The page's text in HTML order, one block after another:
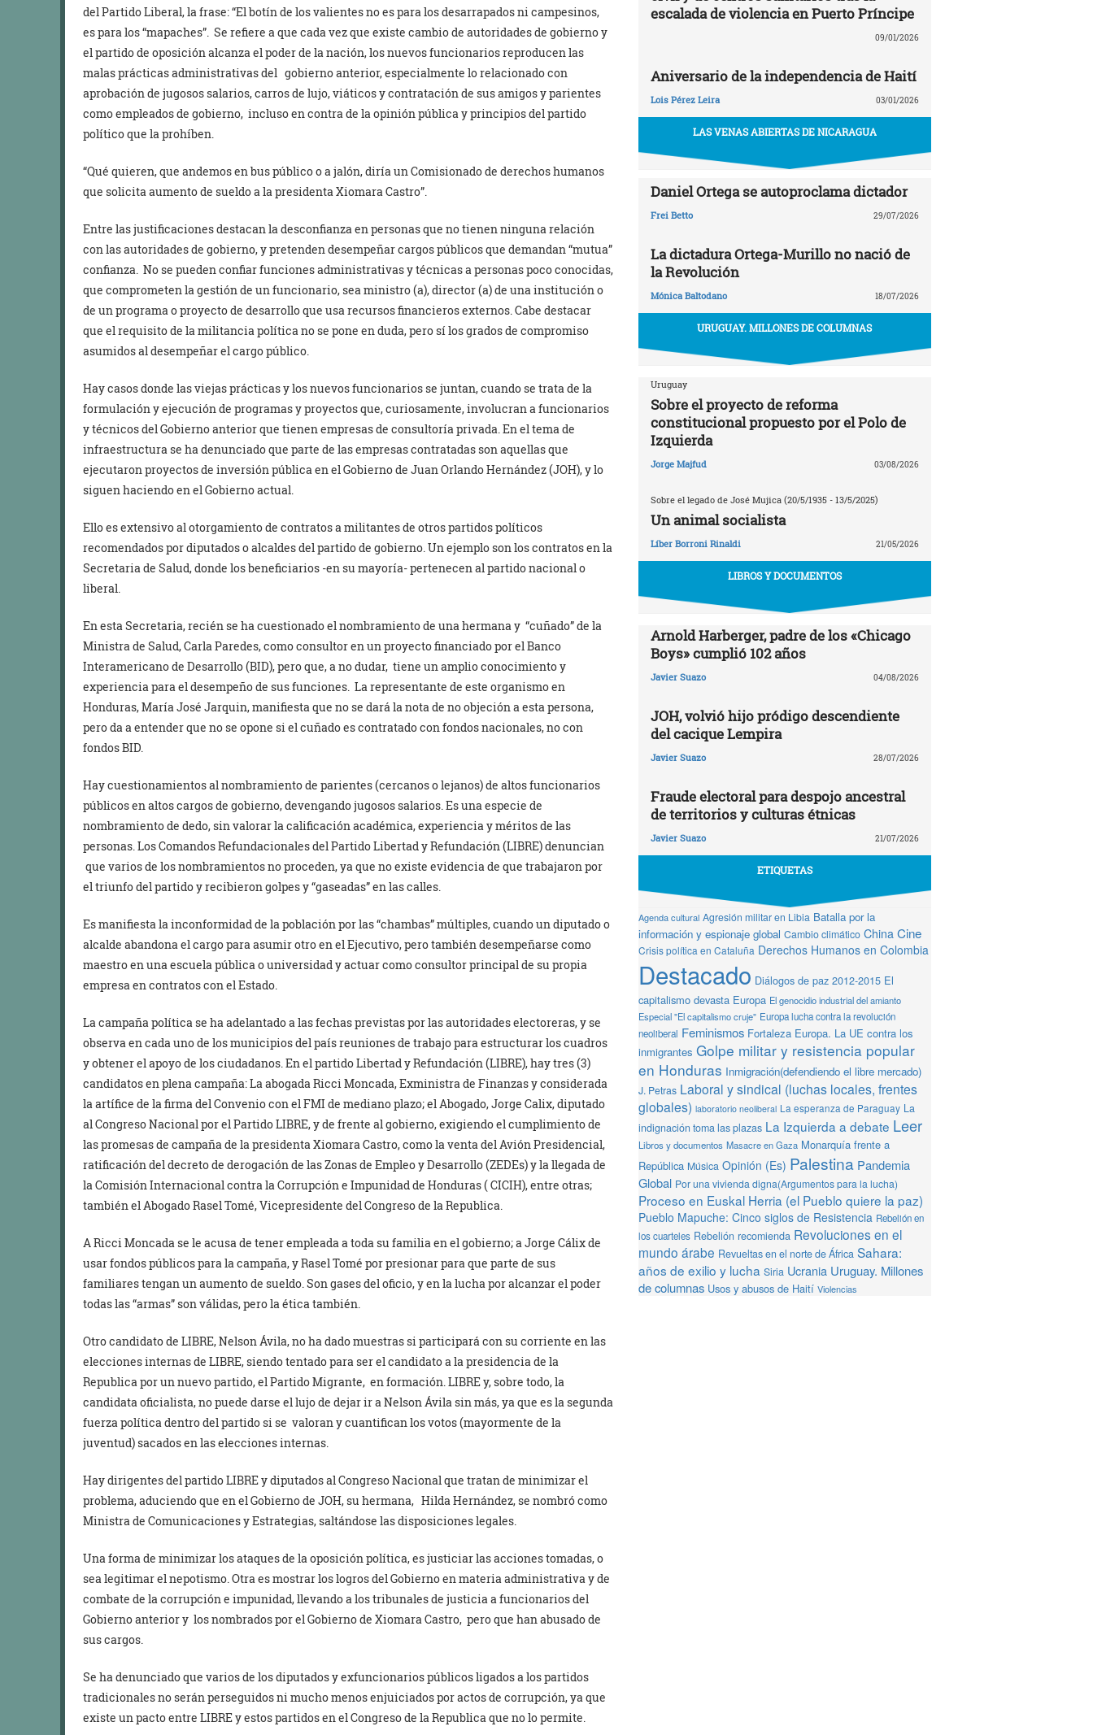
del Partido Liberal, la frase: “El botín de los valientes no es para los desarrapados ni campesinos,
es para los “mapaches”. Se refiere a que cada vez que existe cambio de autoridades de gobierno y
el partido de oposición alcanza el poder de la nación, los nuevos funcionarios reproducen las
malas prácticas administrativas del gobierno anterior, especialmente lo relacionado con
aprobación de jugosos salarios, carros de lujo, viáticos y contratación de sus amigos y parientes
como empleados de gobierno, incluso en contra de la opinión pública y principios del partido
político que la prohíben.
“Qué quieren, que andemos en bus público o a jalón, diría un Comisionado de derechos humanos
que solicita aumento de sueldo a la presidenta Xiomara Castro”.
Entre las justificaciones destacan la desconfianza en personas que no tienen ninguna relación
con las autoridades de gobierno, y pretenden desempeñar cargos públicos que demandan “mutua”
confianza. No se pueden confiar funciones administrativas y técnicas a personas poco conocidas,
que comprometen la gestión de un funcionario, sea ministro (a), director (a) de una institución o
de un programa o proyecto de desarrollo que usa recursos financieros externos. Cabe destacar
que el requisito de la militancia política no se pone en duda, pero sí los grados de compromiso
asumidos al desempeñar el cargo público.
Hay casos donde las viejas prácticas y los nuevos funcionarios se juntan, cuando se trata de la
formulación y ejecución de programas y proyectos que, curiosamente, involucran a funcionarios
y técnicos del Gobierno anterior que tienen empresas de consultoría privada. En el tema de
infraestructura se ha denunciado que parte de las empresas contratadas son aquellas que
ejecutaron proyectos de inversión pública en el Gobierno de Juan Orlando Hernández (JOH), y lo
siguen haciendo en el Gobierno actual.
Ello es extensivo al otorgamiento de contratos a militantes de otros partidos políticos
recomendados por diputados o alcaldes del partido de gobierno. Un ejemplo son los contratos en la
Secretaria de Salud, donde los beneficiarios -en su mayoría- pertenecen al partido nacional o
liberal.
En esta Secretaria, recién se ha cuestionado el nombramiento de una hermana y “cuñado” de la
Ministra de Salud, Carla Paredes, como consultor en un proyecto financiado por el Banco
Interamericano de Desarrollo (BID), pero que, a no dudar, tiene un amplio conocimiento y
experiencia para el desempeño de sus funciones. La representante de este organismo en
Honduras, María José Jarquin, manifiesta que no se dará la nota de no objeción a esta persona,
pero da a entender que no se opone si el cuñado es contratado con fondos nacionales, no con
fondos BID.
Hay cuestionamientos al nombramiento de parientes (cercanos o lejanos) de altos funcionarios
públicos en altos cargos de gobierno, devengando jugosos salarios. Es una especie de
nombramiento de dedo, sin valorar la calificación académica, experiencia y méritos de las
personas. Los Comandos Refundacionales del Partido Libertad y Refundación (LIBRE) denuncian
que varios de los nombramientos no proceden, ya que no existe evidencia de que trabajaron por
el triunfo del partido y recibieron golpes y “gaseadas” en las calles.
Es manifiesta la inconformidad de la población por las “chambas” múltiples, cuando un diputado o
alcalde abandona el cargo para asumir otro en el Ejecutivo, pero también desempeñarse como
maestro en una escuela pública o universidad y actuar como consultor principal de su propia
empresa en contratos con el Estado.
La campaña política se ha adelantado a las fechas previstas por las autoridades electoreras, y se
observa en cada uno de los municipios del país reuniones de trabajo para estructurar los cuadros
y obtener el apoyo de los ciudadanos. En el partido Libertad y Refundación (LIBRE), hay tres (3)
candidatos en plena campaña: La abogada Ricci Moncada, Exministra de Finanzas y considerada
la artífice de la firma del Convenio con el FMI de mediano plazo; el Abogado, Jorge Calix, diputado
al Congreso Nacional por el Partido LIBRE, y de frente al gobierno, exigiendo el cumplimiento de
las promesas de campaña de la presidenta Xiomara Castro, como la venta del Avión Presidencial,
ratificación del decreto de derogación de las Zonas de Empleo y Desarrollo (ZEDEs) y la llegada de
la Comisión Internacional contra la Corrupción e Impunidad de Honduras ( CICIH), entre otras;
también el Abogado Rasel Tomé, Vicepresidente del Congreso de la Republica.
A Ricci Moncada se le acusa de tener empleada a toda su familia en el gobierno; a Jorge Cálix de
usar fondos públicos para la campaña, y Rasel Tomé por presionar para que parte de sus
familiares tengan un aumento de sueldo. Son gases del oficio, y en la lucha por alcanzar el poder
todas las “armas” son válidas, pero la ética también.
Otro candidato de LIBRE, Nelson Ávila, no ha dado muestras si participará con su corriente en las
elecciones internas de LIBRE, siendo tentado para ser el candidato a la presidencia de la
Republica por un nuevo partido, el Partido Migrante, en formación. LIBRE y, sobre todo, la
candidata oficialista, no puede darse el lujo de dejar ir a Nelson Ávila sin más, ya que es la segunda
fuerza política dentro del partido si se valoran y cuantifican los votos (mayormente de la
juventud) sacados en las elecciones internas.
Hay dirigentes del partido LIBRE y diputados al Congreso Nacional que tratan de minimizar el
problema, aduciendo que en el Gobierno de JOH, su hermana, Hilda Hernández, se nombró como
Ministra de Comunicaciones y Estrategias, saltándose las disposiciones legales.
Una forma de minimizar los ataques de la oposición política, es justiciar las acciones tomadas, o
sea legitimar el nepotismo. Otra es mostrar los logros del Gobierno en materia administrativa y de
combate de la corrupción e impunidad, llevando a los tribunales de justicia a funcionarios del
Gobierno anterior y los nombrados por el Gobierno de Xiomara Castro, pero que han abusado de
sus cargos.
Se ha denunciado que varios de los diputados y exfuncionarios públicos ligados a los partidos
tradicionales no serán perseguidos ni mucho menos enjuiciados por actos de corrupción, ya que
existe un pacto entre LIBRE y estos partidos en el Congreso de la Republica que no lo permite.
escalada de violencia en Puerto Príncipe
09/01/2026
Aniversario de la independencia de Haití
Lois Pérez Leira 03/01/2026
LAS VENAS ABIERTAS DE NICARAGUA
Daniel Ortega se autoproclama dictador
Frei Betto 29/07/2026
La dictadura Ortega-Murillo no nació de
la Revolución
Mónica Baltodano 18/07/2026
URUGUAY. MILLONES DE COLUMNAS
Uruguay
Sobre el proyecto de reforma
constitucional propuesto por el Polo de
Izquierda
Jorge Majfud 03/08/2026
Sobre el legado de José Mujica (20/5/1935 - 13/5/2025)
Un animal socialista
Líber Borroni Rinaldi 21/05/2026
LIBROS Y DOCUMENTOS
Arnold Harberger, padre de los «Chicago
Boys» cumplió 102 años
Javier Suazo 04/08/2026
JOH, volvió hijo pródigo descendiente
del cacique Lempira
Javier Suazo 28/07/2026
Fraude electoral para despojo ancestral
de territorios y culturas étnicas
Javier Suazo 21/07/2026
ETIQUETAS
Agenda cultural Agresión militar en Libia Batalla por la
información y espionaje global Cambio climático China Cine
Crisis política en Cataluña Derechos Humanos en Colombia
Destacado Diálogos de paz 2012-2015 El
capitalismo devasta Europa El genocidio industrial del amianto
Especial "El capitalismo cruje" Europa lucha contra la revolución
neoliberal Feminismos Fortaleza Europa. La UE contra los
inmigrantes Golpe militar y resistencia popular
en Honduras Inmigración(defendiendo el libre mercado)
J. Petras Laboral y sindical (luchas locales, frentes
globales) laboratorio neoliberal La esperanza de Paraguay La
indignación toma las plazas La Izquierda a debate Leer
Libros y documentos Masacre en Gaza Monarquía frente a
República Música Opinión (Es) Palestina Pandemia
Global Por una vivienda digna(Argumentos para la lucha)
Proceso en Euskal Herria (el Pueblo quiere la paz)
Pueblo Mapuche: Cinco siglos de Resistencia Rebelión en
los cuarteles Rebelión recomienda Revoluciones en el
mundo árabe Revueltas en el norte de África Sahara:
años de exilio y lucha Siria Ucrania Uruguay. Millones
de columnas Usos y abusos de Haití Violencias